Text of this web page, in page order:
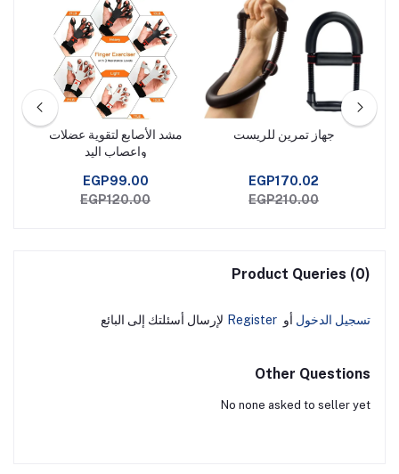
جهاز تمرين للريست
EGP170.02
EGP210.00
مشد الأصابع لتقوية عضلات
واعصاب اليد
EGP99.00
EGP120.00
Product Queries (0)
تسجيل الدخول أو Register لإرسال أسئلتك إلى البائع
Other Questions
No none asked to seller yet